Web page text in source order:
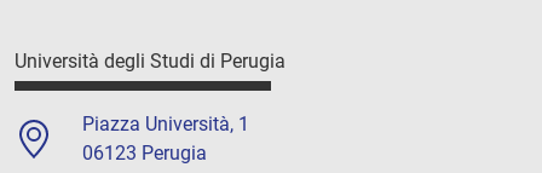
Università degli Studi di Perugia
Piazza Università, 1
06123 Perugia